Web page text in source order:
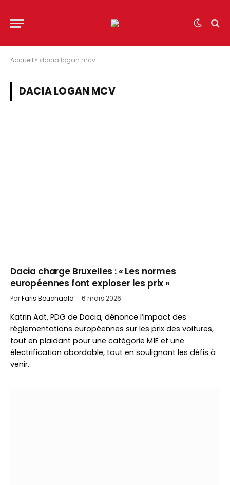
Accueil » dacia logan mcv
DACIA LOGAN MCV
Dacia charge Bruxelles : « Les normes
européennes font exploser les prix »
ParFaris Bouchaala 6 mars 2026
Katrin Adt, PDG de Dacia, dénonce l’impact des
réglementations européennes sur les prix des voitures,
tout en plaidant pour une catégorie M1E et une
électrification abordable, tout en soulignant les défis à
venir.